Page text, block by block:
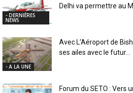
- DERNIÈRES
NEWS
Delhi va permettre au
- A LA UNE
Avec L’Aéroport de
ses ailes avec le futur...
Forum du SETO : Vers